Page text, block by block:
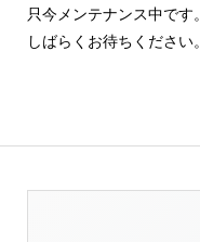
只今メンテナンス中です。
しばらくお待ちください。